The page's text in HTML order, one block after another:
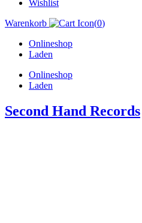
Wishlist
Warenkorb
(0)
Onlineshop
Laden
Onlineshop
Laden
Second Hand Records